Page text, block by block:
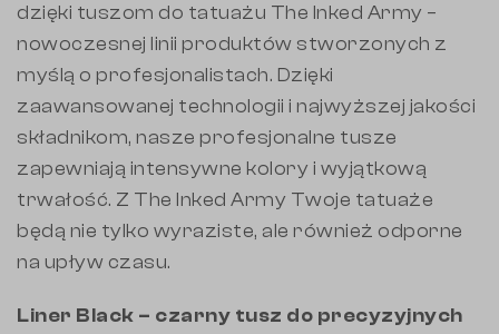
dzięki tuszom do tatuażu The Inked Army –
nowoczesnej linii produktów stworzonych z
myślą o profesjonalistach. Dzięki
zaawansowanej technologii i najwyższej jakości
składnikom, nasze profesjonalne tusze
zapewniają intensywne kolory i wyjątkową
trwałość. Z The Inked Army Twoje tatuaże
będą nie tylko wyraziste, ale również odporne
na upływ czasu.
Liner Black – czarny tusz do precyzyjnych